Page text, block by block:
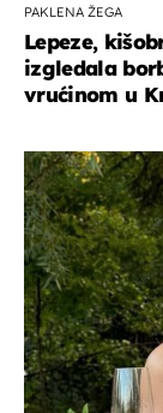
PAKLENA ŽEGA
Lepeze,
izgledala
vrućinom u